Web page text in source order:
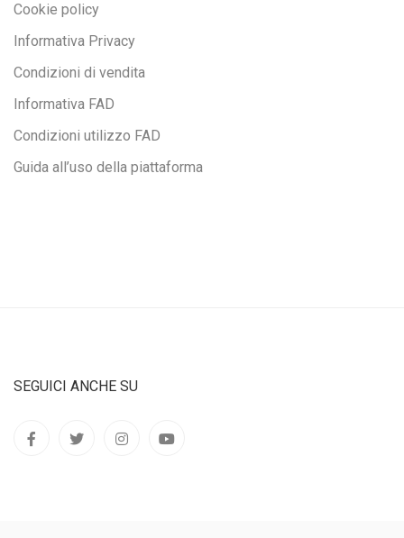
Cookie policy
Informativa Privacy
Condizioni di vendita
Informativa FAD
Condizioni utilizzo FAD
Guida all’uso della piattaforma
SEGUICI ANCHE SU